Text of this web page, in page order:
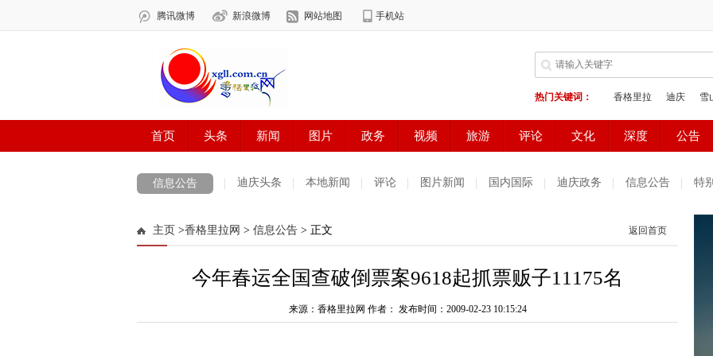
信息公告 迪庆头条 本地新闻 评论 图片新闻 国内国际 迪庆政务 信息公告 特
主页 >香格里拉网 > 信息公告 > 正文 返回首页
今年春运全国查破倒票案9618起抓票贩子11175名
来源：香格里拉网 作者： 发布时间：2009-02-23 10:15:24